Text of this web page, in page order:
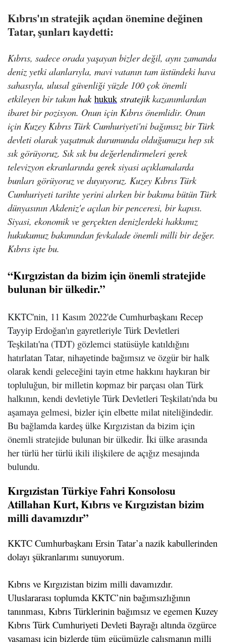
Kıbrıs'ın stratejik açıdan önemine değinen
Tatar, şunları kaydetti:
Kıbrıs, sadece orada yaşayan bizler değil, aynı zamanda
deniz yetki alanlarıyla, mavi vatanın tam üstündeki hava
sahasıyla, ulusal güvenliği yüzde 100 çok önemli
etkileyen bir takım hak hukukstratejikkazanımlardan
ibaret bir pozisyon. Onun için Kıbrıs önemlidir. Onun
için Kuzey Kıbrıs Türk Cumhuriyeti'ni bağımsız bir Türk
devleti olarak yaşatmak durumunda olduğumuzu hep sık
sık görüyoruz. Sık sık bu değerlendirmeleri gerek
televizyon ekranlarında gerek siyasi açıklamalarda
bunları görüyoruz ve duyuyoruz. Kuzey Kıbrıs Türk
Cumhuriyeti tarihte yerini alırken bir bakıma bütün Türk
dünyasının Akdeniz'e açılan bir penceresi, bir kapısı.
Siyasi, ekonomik ve gerçekten denizlerdeki hakkımız
hukukumuz bakımından fevkalade önemli milli bir değer.
Kıbrıs işte bu.
“Kırgızistan da bizim için önemli stratejide
bulunan bir ülkedir.”
KKTC'nin, 11 Kasım 2022'de Cumhurbaşkanı Recep
Tayyip Erdoğan'ın gayretleriyle Türk Devletleri
Teşkilatı'na (TDT) gözlemci statüsüyle katıldığını
hatırlatan Tatar, nihayetinde bağımsız ve özgür bir halk
olarak kendi geleceğini tayin etme hakkını haykıran bir
topluluğun, bir milletin kopmaz bir parçası olan Türk
halkının, kendi devletiyle Türk Devletleri Teşkilatı'nda bu
aşamaya gelmesi, bizler için elbette milat niteliğindedir.
Bu bağlamda kardeş ülke Kırgızistan da bizim için
önemli stratejide bulunan bir ülkedir. İki ülke arasında
her türlü her türlü ikili ilişkilere de açığız mesajında
bulundu.
Kırgızistan Türkiye Fahri Konsolosu
Atillahan Kurt,Kıbrıs ve Kırgızistan bizim
milli davamızdır”
KKTC Cumhurbaşkanı Ersin Tatar’a nazik kabullerinden
dolayı şükranlarımı sunuyorum.
Kıbrıs ve Kırgızistan bizim milli davamızdır.
Uluslararası toplumda KKTC’nin bağımsızlığının
tanınması, Kıbrıs Türklerinin bağımsız ve egemen Kuzey
Kıbrıs Türk Cumhuriyeti Devleti Bayrağı altında özgürce
yaşaması için bizlerde tüm gücümüzle çalışmanın milli